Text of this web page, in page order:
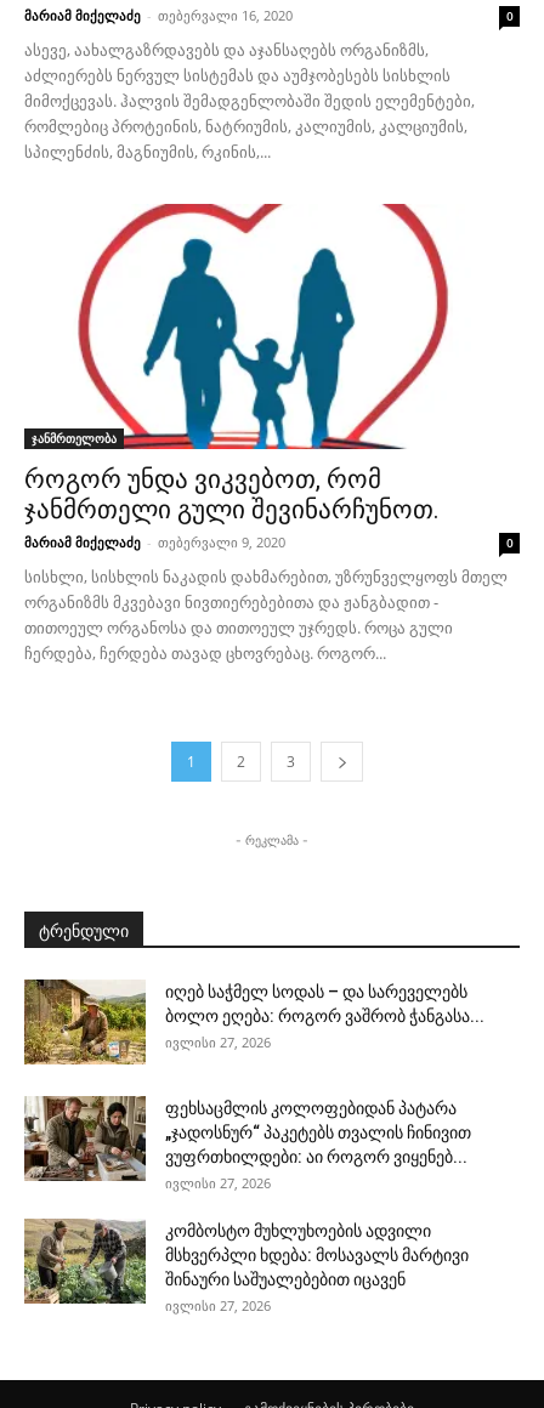
მარიამ მიქელაძე - თებერვალი 16, 2020 0
ასევე, აახალგაზრდავებს და აჯანსაღებს ორგანიზმს,
აძლიერებს ნერვულ სისტემას და აუმჯობესებს სისხლის
მიმოქცევას. ჰალვის შემადგენლობაში შედის ელემენტები,
რომლებიც პროტეინის, ნატრიუმის, კალიუმის, კალციუმის,
სპილენძის, მაგნიუმის, რკინის,...
ჯანმრთელობა
როგორ უნდა ვიკვებოთ, რომ
ჯანმრთელი გული შევინარჩუნოთ.
მარიამ მიქელაძე - თებერვალი 9, 2020 0
სისხლი, სისხლის ნაკადის დახმარებით, უზრუნველყოფს მთელ
ორგანიზმს მკვებავი ნივთიერებებითა და ჟანგბადით -
თითოეულ ორგანოსა და თითოეულ უჯრედს. როცა გული
ჩერდება, ჩერდება თავად ცხოვრებაც. როგორ...
1 2 3
- რეკლამა -
ტრენდული
იღებ საჭმელ სოდას – და სარეველებს
ბოლო ეღება: როგორ ვაშრობ ჭანგასა...
ივლისი 27, 2026
ფეხსაცმლის კოლოფებიდან პატარა
„ჯადოსნურ“ პაკეტებს თვალის ჩინივით
ვუფრთხილდები: აი როგორ ვიყენებ...
ივლისი 27, 2026
კომბოსტო მუხლუხოების ადვილი
მსხვერპლი ხდება: მოსავალს მარტივი
შინაური საშუალებებით იცავენ
ივლისი 27, 2026